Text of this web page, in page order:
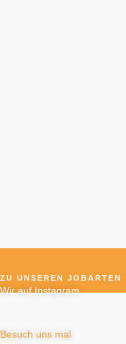
ZU UNSEREN JOBARTEN
Wir auf Instagram
Besuch uns mal